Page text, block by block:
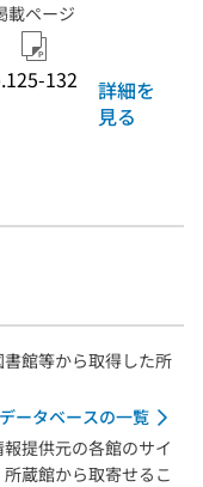
載ページ
132
詳細を
見る
館等から取得した所
ータベースの一覧
提供元の各館のサイ
蔵館から取寄せるこ